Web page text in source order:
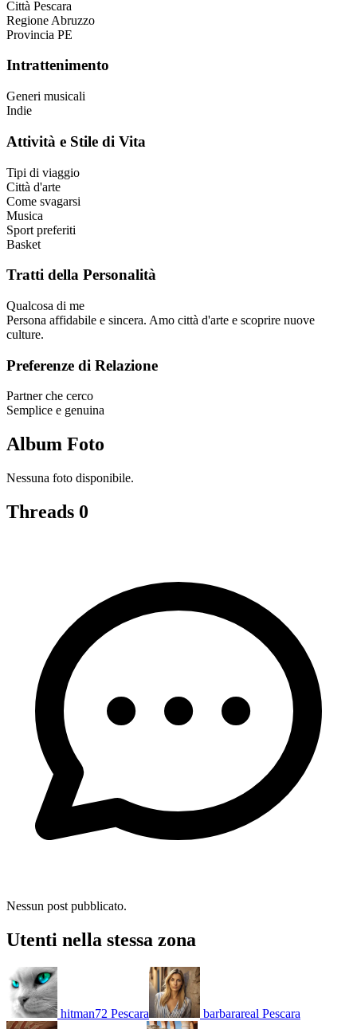
Città Pescara
Regione Abruzzo
Provincia PE
Intrattenimento
Generi musicali
Indie
Attività e Stile di Vita
Tipi di viaggio
Città d'arte
Come svagarsi
Musica
Sport preferiti
Basket
Tratti della Personalità
Qualcosa di me
Persona affidabile e sincera. Amo città d'arte e scoprire nuove
culture.
Preferenze di Relazione
Partner che cerco
Semplice e genuina
Album Foto
Nessuna foto disponibile.
Threads 0
Nessun post pubblicato.
Utenti nella stessa zona
hitman72 Pescara barbarareal Pescara